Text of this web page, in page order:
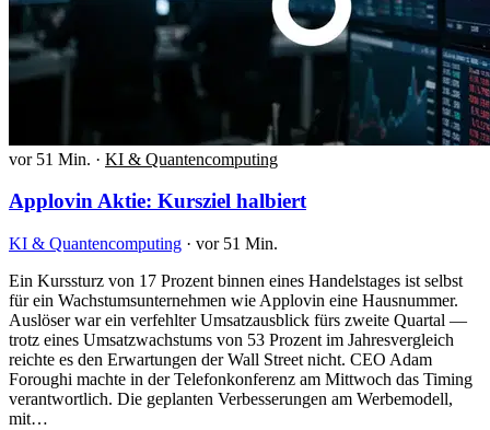
vor 51 Min. · KI & Quantencomputing
Applovin Aktie: Kursziel halbiert
KI & Quantencomputing · vor 51 Min.
Ein Kurssturz von 17 Prozent binnen eines Handelstages ist selbst
für ein Wachstumsunternehmen wie Applovin eine Hausnummer.
Auslöser war ein verfehlter Umsatzausblick fürs zweite Quartal —
trotz eines Umsatzwachstums von 53 Prozent im Jahresvergleich
reichte es den Erwartungen der Wall Street nicht. CEO Adam
Foroughi machte in der Telefonkonferenz am Mittwoch das Timing
verantwortlich. Die geplanten Verbesserungen am Werbemodell,
mit…